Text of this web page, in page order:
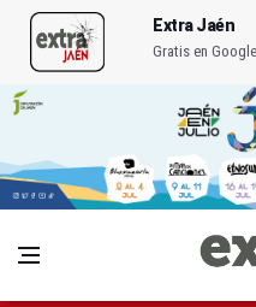
Extra Jaén
Gratis en